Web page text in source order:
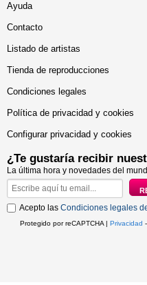
Ayuda
Contacto
Listado de artistas
Tienda de reproducciones
Condiciones legales
Política de privacidad y cookies
Configurar privacidad y cookies
¿Te gustaría recibir
La última hora y novedades del
Acepto las Condiciones legales
Protegido por reCAPTCHA | Privacidad -